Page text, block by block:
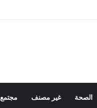
الصحة غير مصنف مجتمع